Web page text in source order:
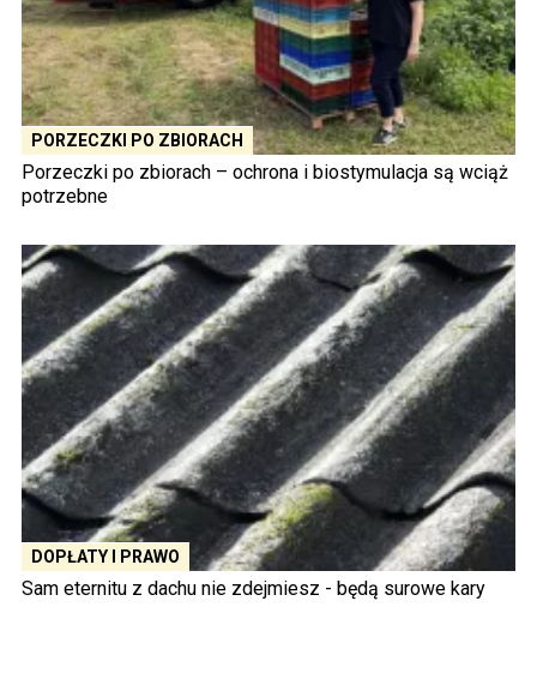
PORZECZKI PO ZBIORACH
Porzeczki po zbiorach – ochrona i biostymulacja są wciąż
potrzebne
DOPŁATY I PRAWO
Sam eternitu z dachu nie zdejmiesz - będą surowe kary